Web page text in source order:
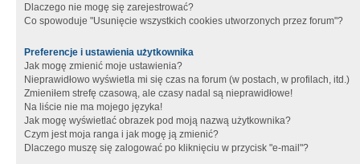
Dlaczego nie mogę się zarejestrować?
Co spowoduje "Usunięcie wszystkich cookies utworzonych przez forum"?
Preferencje i ustawienia użytkownika
Jak mogę zmienić moje ustawienia?
Nieprawidłowo wyświetla mi się czas na forum (w postach, w profilach, itd.)
Zmieniłem strefę czasową, ale czasy nadal są nieprawidłowe!
Na liście nie ma mojego języka!
Jak mogę wyświetlać obrazek pod moją nazwą użytkownika?
Czym jest moja ranga i jak mogę ją zmienić?
Dlaczego muszę się zalogować po kliknięciu w przycisk "e-mail"?